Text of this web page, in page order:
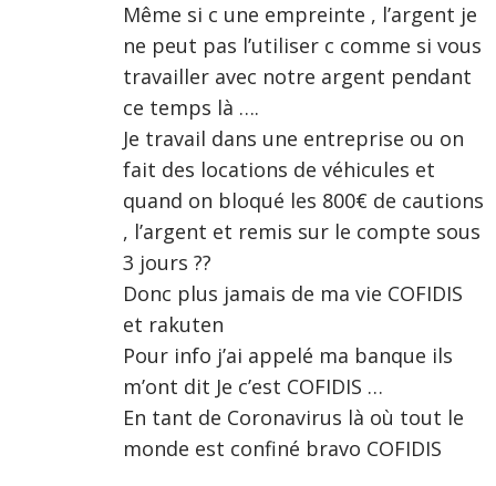
Même si c une empreinte , l’argent je
ne peut pas l’utiliser c comme si vous
travailler avec notre argent pendant
ce temps là ….
Je travail dans une entreprise ou on
fait des locations de véhicules et
quand on bloqué les 800€ de cautions
, l’argent et remis sur le compte sous
3 jours ??
Donc plus jamais de ma vie COFIDIS
et rakuten
Pour info j’ai appelé ma banque ils
m’ont dit Je c’est COFIDIS …
En tant de Coronavirus là où tout le
monde est confiné bravo COFIDIS